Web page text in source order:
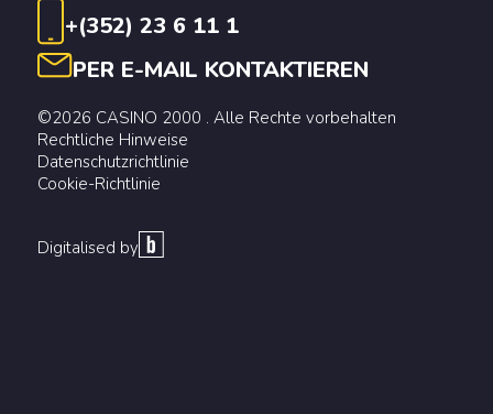
+(352) 23 6 11 1
PER E-MAIL KONTAKTIEREN
©2026 CASINO 2000 . Alle Rechte vorbehalten
Rechtliche Hinweise
Datenschutzrichtlinie
Cookie-Richtlinie
Digitalised by